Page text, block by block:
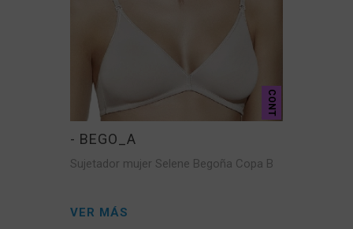
CONT
- BEGO_A
Sujetador mujer Selene Begoña Copa B
VER MÁS